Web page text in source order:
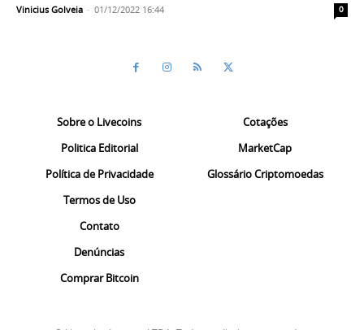
Vinicius Golveia - 01/12/2022 16:44 0
Sobre o Livecoins
Politica Editorial
Política de Privacidade
Termos de Uso
Contato
Denúncias
Comprar Bitcoin
Cotações
MarketCap
Glossário Criptomoedas